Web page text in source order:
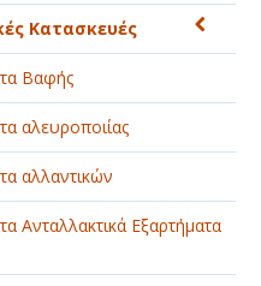
Κατασκευές
Βαφής
αλευροποιίας
αλλαντικών
Ανταλλακτικά Εξαρτήματα